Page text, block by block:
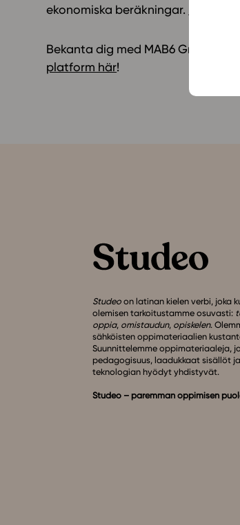
ekonomiska beräkningar.
Bekanta dig med MAB6 Grunder i
platform här!
Studeo on latinan kielen verbi, joka
olemisen tarkoitustamme osuvasti:
oppia, omistaudun, opiskelen.
sähköisten oppimateriaalien
Suunnittelemme oppimateriaaleja,
pedagogisuus, laadukkaat sisällöt ja
teknologian hyödyt yhdistyvät.
Studeo – paremman oppimisen